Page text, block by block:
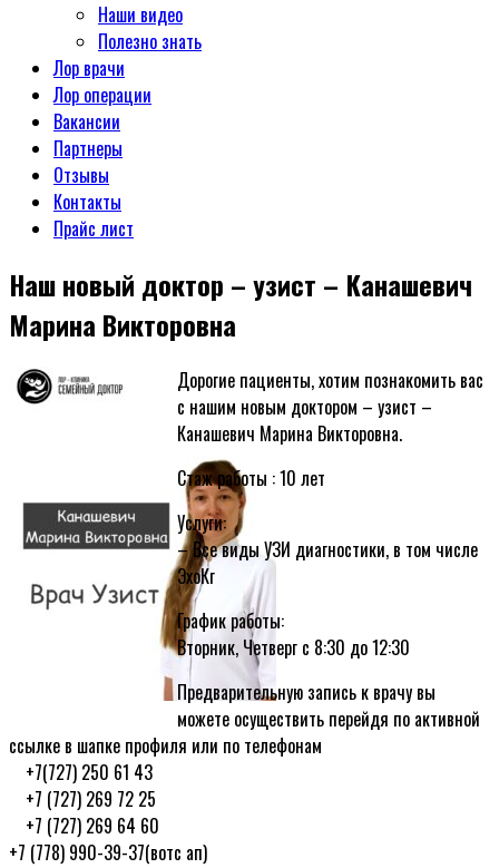
Наши видео
Полезно знать
Лор врачи
Лор операции
Вакансии
Партнеры
Отзывы
Контакты
Прайс лист
Наш новый доктор – узист – Канашевич
Марина Викторовна
Дорогие пациенты, хотим познакомить вас
с нашим новым доктором – узист –
Канашевич Марина Викторовна.
Стаж работы : 10 лет
Услуги:
– Все виды УЗИ диагностики, в том числе
ЭхоКг
График работы:
Вторник, Четверг с 8:30 до 12:30
Предварительную запись к врачу вы
можете осуществить перейдя по активной
ссылке в шапке профиля или по телефонам
ᅠ+7(727) 250 61 43
ᅠ+7 (727) 269 72 25
ᅠ+7 (727) 269 64 60
+7 (778) 990-39-37(вотс ап)